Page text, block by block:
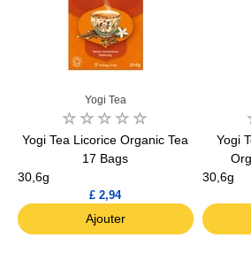
Yogi Tea
Yogi Tea Licorice Organic Tea
17 Bags
30,6g
£ 2,94
Ajouter
Yogi
30,6g